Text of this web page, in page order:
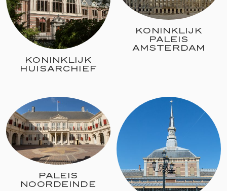
KONINKLIJK
HUISARCHIEF
KONINKLIJK
PALEIS
AMSTERDAM
PALEIS
NOORDEINDE